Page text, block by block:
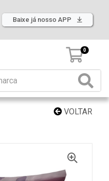
Baixe já nosso APP
0
VOLTAR